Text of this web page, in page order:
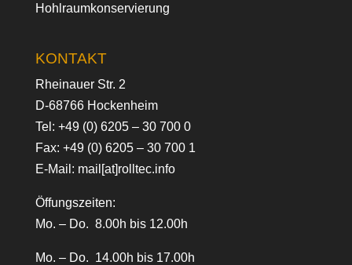
Hohlraumkonservierung
KONTAKT
Rheinauer Str. 2
D-68766 Hockenheim
Tel: +49 (0) 6205 – 30 700 0
Fax: +49 (0) 6205 – 30 700 1
E-Mail: mail[at]rolltec.info
Öffungszeiten:
Mo. – Do. 8.00h bis 12.00h
Mo. – Do. 14.00h bis 17.00h